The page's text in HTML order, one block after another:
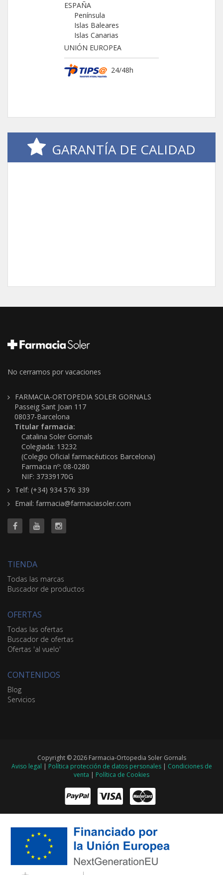
ESPAÑA
Península
Islas Baleares
Islas Canarias
UNIÓN EUROPEA
24/48h
GARANTÍA DE CALIDAD
No cerramos por vacaciones
FARMACIA-ORTOPEDIA SOLER GORNALS
Passeig Sant Joan 117
08037-Barcelona
Titular farmacia:
Catalina Soler Gornals
Colegiada: 13232
(Colegio Oficial farmacéuticos Barcelona)
Farmacia nº: 08-0280
NIF: 37339170G
Telf: (+34) 934 576 339
Email: farmacia@farmaciasoler.com
TIENDA
Todas las marcas
Buscador de productos
OFERTAS
Todas las ofertas
Buscador de ofertas
Ofertas 'al vuelo'
CONTENIDOS
Blog
Servicios
Copyright © 2026 Farmacia-Ortopedia Soler Gornals
Aviso legal | Política protección de datos personales| Condiciones de
venta | Política de Cookies